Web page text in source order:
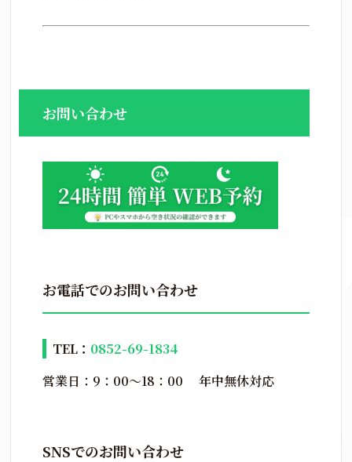
お問い合わせ
お電話でのお問い合わせ
TEL： 0852-69-1834
営業日：9：00～18：00 年中無休対応
SNSでのお問い合わせ